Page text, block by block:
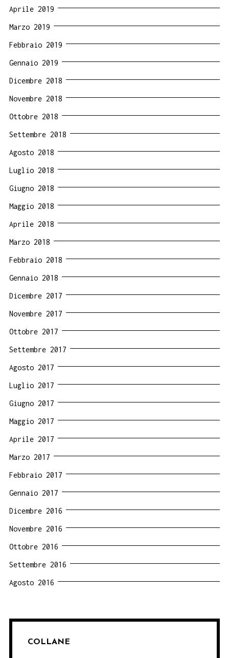
Aprile 2019
Marzo 2019
Febbraio 2019
Gennaio 2019
Dicembre 2018
Novembre 2018
Ottobre 2018
Settembre 2018
Agosto 2018
Luglio 2018
Giugno 2018
Maggio 2018
Aprile 2018
Marzo 2018
Febbraio 2018
Gennaio 2018
Dicembre 2017
Novembre 2017
Ottobre 2017
Settembre 2017
Agosto 2017
Luglio 2017
Giugno 2017
Maggio 2017
Aprile 2017
Marzo 2017
Febbraio 2017
Gennaio 2017
Dicembre 2016
Novembre 2016
Ottobre 2016
Settembre 2016
Agosto 2016
COLLANE